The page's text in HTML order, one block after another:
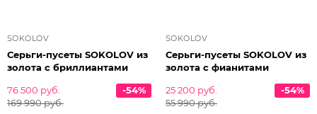
SOKOLOV
Серьги-пусеты SOKOLOV из
золота с бриллиантами
76 500 руб.
169 990 руб.
-54%
SOKOLOV
Серьги-пусеты SOKOLOV из
золота с фианитами
25 200 руб.
55 990 руб.
-54%